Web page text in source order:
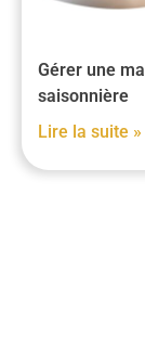
Gérer une
saisonnière
Lire la suite »